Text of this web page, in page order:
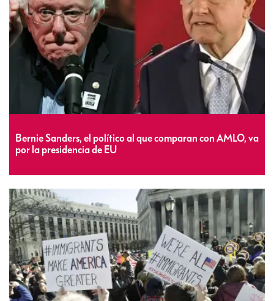
Bernie Sanders, el político al que comparan con AMLO, va
por la presidencia de EU